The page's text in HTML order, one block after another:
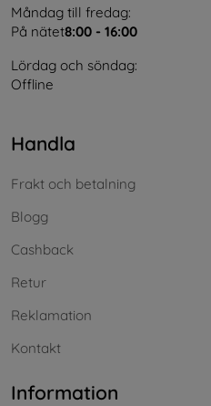
Måndag till fredag:
På nätet8:00 - 16:00
Lördag och söndag:
Offline
Handla
Frakt och betalning
Blogg
Cashback
Retur
Reklamation
Kontakt
Information